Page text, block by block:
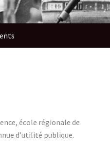
école régionale de
d’utilité publique.